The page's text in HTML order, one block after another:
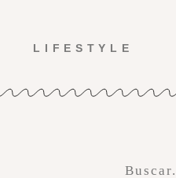
LIFESTYLE